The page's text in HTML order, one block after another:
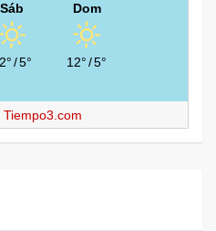
Sáb
/5°
Dom
12°/5°
Tiempo3.com